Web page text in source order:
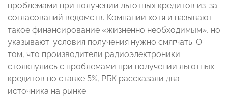
проблемами при получении льготных кредитов из-за
согласований ведомств. Компании хотя и называют
такое финансирование «жизненно необходимым», но
указывают: условия получения нужно смягчать. О
том, что производители радиоэлектроники
столкнулись с проблемами при получении льготных
кредитов по ставке 5%, РБК рассказали два
источника на рынке.